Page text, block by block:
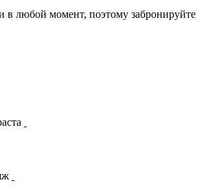
в любой момент, поэтому забронируйте